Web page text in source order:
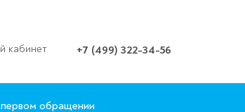
кабинет +7 (499) 322-34-56
обращении